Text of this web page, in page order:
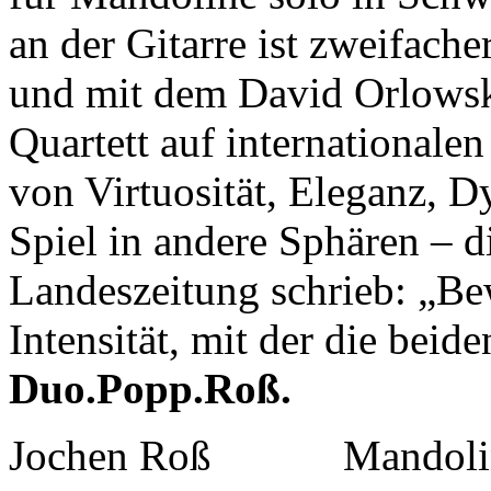
an der Gitarre ist
und mit dem David
Quartett auf
von Virtuosität, Eleganz,
Spiel in andere Sphären –
Landeszeitung schrieb:
Intensität, mit der die
Duo.Popp.Roß.
Jochen Roß